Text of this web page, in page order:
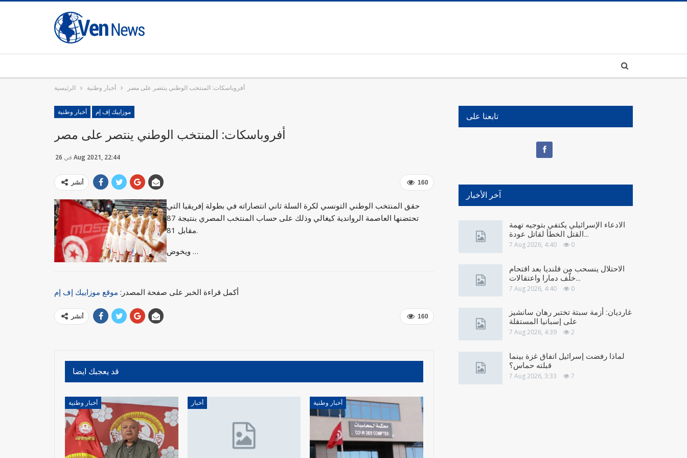
الرئيسية أخبار وطنية أفروباسكات: المنتخب الوطني ينتصر على مصر
أخبار وطنية موزاييك إف إم
أفروباسكات: المنتخب الوطني ينتصر على مصر
في 26 Aug 2021, 22:44
160 أنشر
حقق المنتخب الوطني التونسي لكرة السلة ثاني انتصاراته في بطولة إفريقيا التي
تحتضنها العاصمة الرواندية كيغالي وذلك على حساب المنتخب المصري بنتيجة 87
مقابل 81.
ويخوض …
أكمل قراءة الخبر على صفحة المصدر: موقع موزاييك إف إم
160 أنشر
قد يعجبك ايضا
أخبار وطنية أخبار أخبار وطنية
تابعنا على
آخر الأخبار
الادعاء الإسرائيلي يكتفي بتوجيه تهمة
القتل الخطأ لقاتل عودة…
7 Aug 2026, 4:40 0
الاحتلال ينسحب من قلنديا بعد اقتحام
خلّف دمارا واعتقالات…
7 Aug 2026, 4:40 0
غارديان: أزمة سبتة تختبر رهان سانشيز
على إسبانيا المستقلة
7 Aug 2026, 4:39 2
لماذا رفضت إسرائيل اتفاق غزة بينما
قبلته حماس؟
7 Aug 2026, 3:33 7